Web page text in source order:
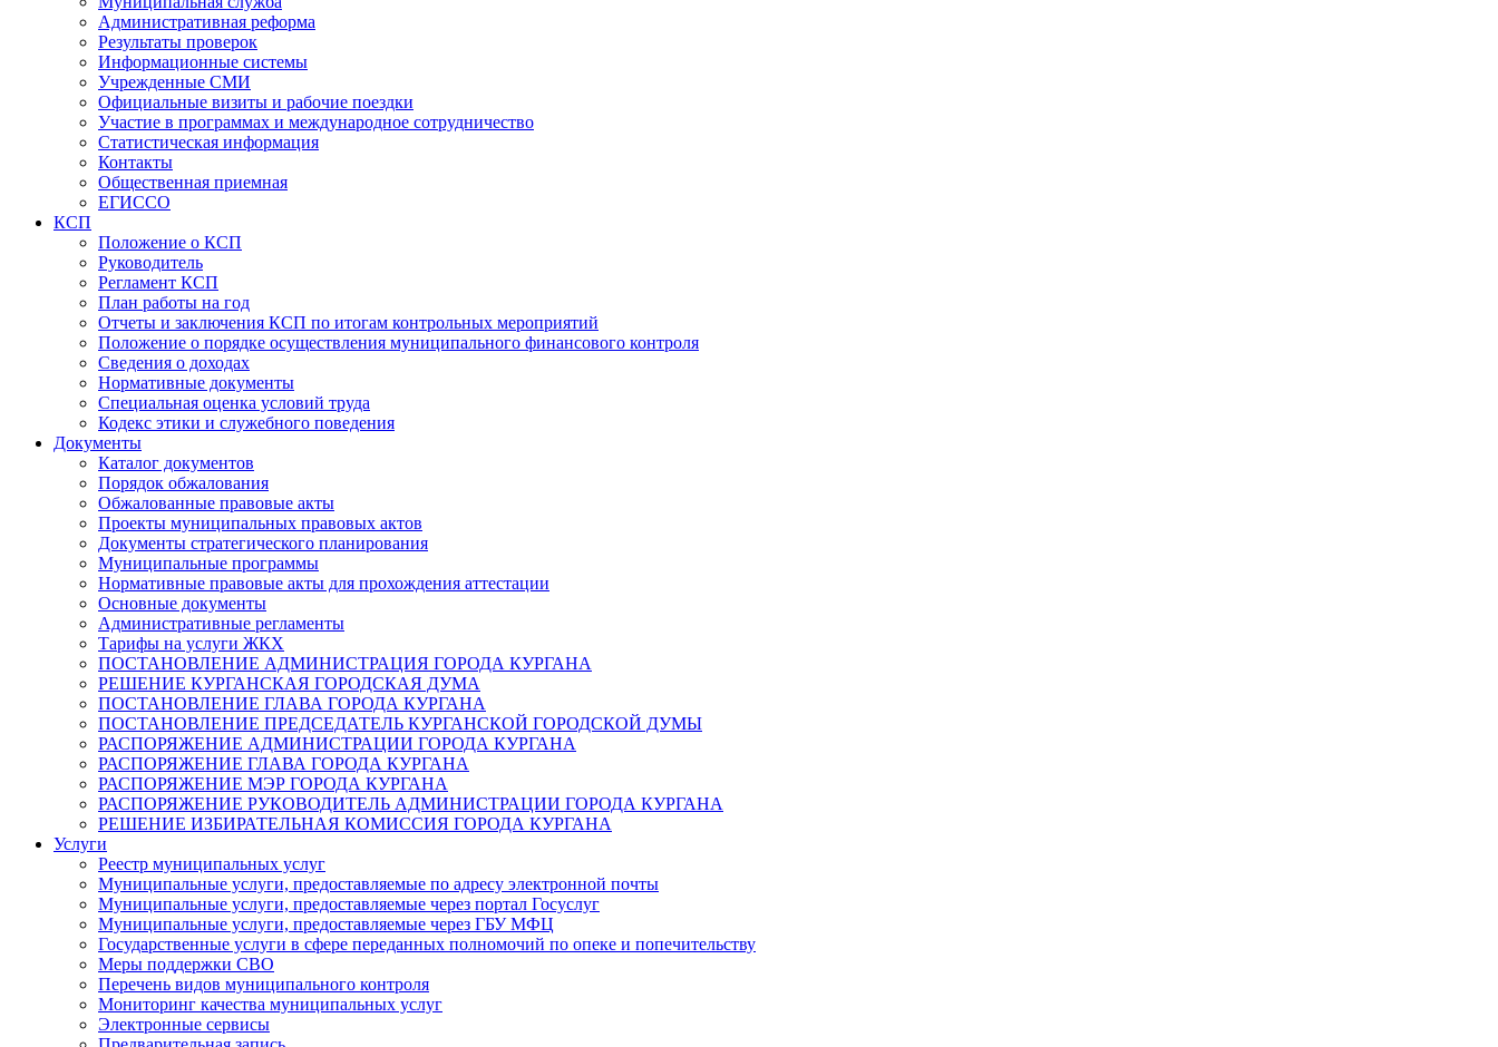
Административная реформа
Результаты проверок
Информационные системы
Учрежденные СМИ
Официальные визиты и рабочие поездки
Участие в программах и международное сотрудничество
Статистическая информация
Контакты
Общественная приемная
ЕГИССО
КСП
Положение о КСП
Руководитель
Регламент КСП
План работы на год
Отчеты и заключения КСП по итогам контрольных мероприятий
Положение о порядке осуществления муниципального финансового контроля
Сведения о доходах
Нормативные документы
Специальная оценка условий труда
Кодекс этики и служебного поведения
Документы
Каталог документов
Порядок обжалования
Обжалованные правовые акты
Проекты муниципальных правовых актов
Документы стратегического планирования
Муниципальные программы
Нормативные правовые акты для прохождения аттестации
Основные документы
Административные регламенты
Тарифы на услуги ЖКХ
ПОСТАНОВЛЕНИЕ АДМИНИСТРАЦИЯ ГОРОДА КУРГАНА
РЕШЕНИЕ КУРГАНСКАЯ ГОРОДСКАЯ ДУМА
ПОСТАНОВЛЕНИЕ ГЛАВА ГОРОДА КУРГАНА
ПОСТАНОВЛЕНИЕ ПРЕДСЕДАТЕЛЬ КУРГАНСКОЙ ГОРОДСКОЙ ДУМЫ
РАСПОРЯЖЕНИЕ АДМИНИСТРАЦИИ ГОРОДА КУРГАНА
РАСПОРЯЖЕНИЕ ГЛАВА ГОРОДА КУРГАНА
РАСПОРЯЖЕНИЕ МЭР ГОРОДА КУРГАНА
РАСПОРЯЖЕНИЕ РУКОВОДИТЕЛЬ АДМИНИСТРАЦИИ ГОРОДА КУРГАНА
РЕШЕНИЕ ИЗБИРАТЕЛЬНАЯ КОМИССИЯ ГОРОДА КУРГАНА
Услуги
Реестр муниципальных услуг
Муниципальные услуги, предоставляемые по адресу электронной почты
Муниципальные услуги, предоставляемые через портал Госуслуг
Муниципальные услуги, предоставляемые через ГБУ МФЦ
Государственные услуги в сфере переданных полномочий по опеке и попечительству
Меры поддержки СВО
Перечень видов муниципального контроля
Мониторинг качества муниципальных услуг
Электронные сервисы